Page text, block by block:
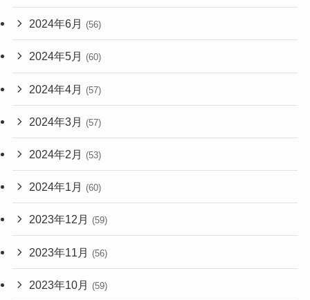
2024年6月 (56)
2024年5月 (60)
2024年4月 (57)
2024年3月 (57)
2024年2月 (53)
2024年1月 (60)
2023年12月 (59)
2023年11月 (56)
2023年10月 (59)